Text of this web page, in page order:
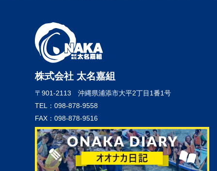
株式会社 太名嘉組
〒901-2113 沖縄県浦添市大平2丁目1番1号
TEL：098-878-9558
FAX：098-878-9516